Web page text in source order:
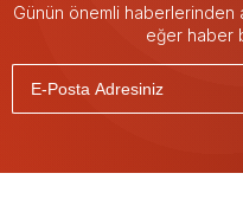
Günün önemli haberlerinden
eğer haber